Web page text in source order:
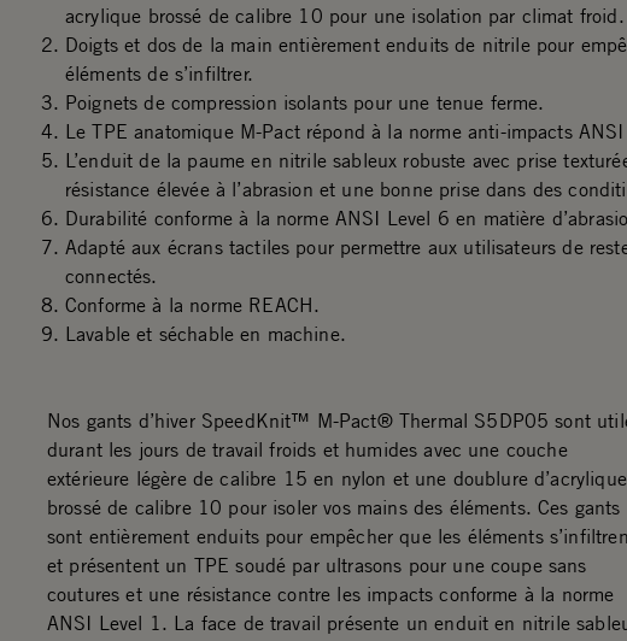
acrylique brossé de calibre 10 pour une isolation par climat froid.
Doigts et dos de la main entièrement enduits de nitrile pour
éléments de s’infiltrer.
Poignets de compression isolants pour une tenue ferme.
Le TPE anatomique M-Pact répond à la norme anti-impacts
L’enduit de la paume en nitrile sableux robuste avec prise
résistance élevée à l’abrasion et une bonne prise dans des
Durabilité conforme à la norme ANSI Level 6 en matière
Adapté aux écrans tactiles pour permettre aux utilisateurs de
connectés.
Conforme à la norme REACH.
Lavable et séchable en machine.
Nos gants d’hiver SpeedKnit™ M-Pact® Thermal S5DP05 sont
durant les jours de travail froids et humides avec une couche
extérieure légère de calibre 15 en nylon et une doublure d’acrylique
brossé de calibre 10 pour isoler vos mains des éléments. Ces gants
sont entièrement enduits pour empêcher que les éléments
et présentent un TPE soudé par ultrasons pour une coupe sans
coutures et une résistance contre les impacts conforme à la norme
ANSI Level 1. La face de travail présente un enduit en nitrile